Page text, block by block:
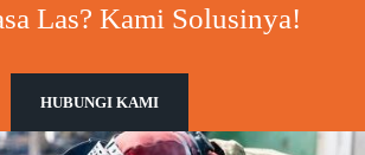
Las? Kami Solusinya!
HUBUNGI KAMI